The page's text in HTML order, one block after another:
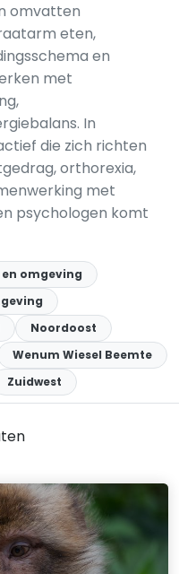
omvatten
eten,
en
met
In
die zich richten
orthorexia,
met
psychologen komt
omgeving
Noordoost
Wenum Wiesel Beemte
Zuidwest